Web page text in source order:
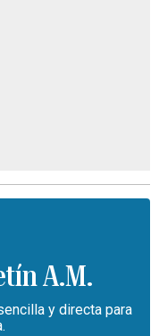
A.M.
y directa para